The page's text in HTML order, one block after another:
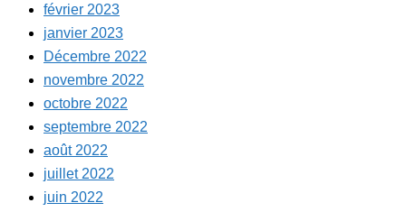
février 2023
janvier 2023
Décembre 2022
novembre 2022
octobre 2022
septembre 2022
août 2022
juillet 2022
juin 2022